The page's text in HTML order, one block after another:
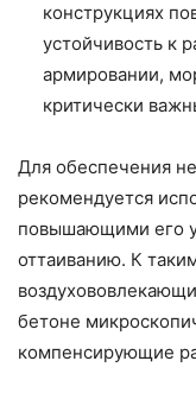
конструкциях
устойчивость к
армировании,
критически
Для обеспечения
рекомендуется
повышающими его
оттаиванию. К
бетоне
компенсирующие